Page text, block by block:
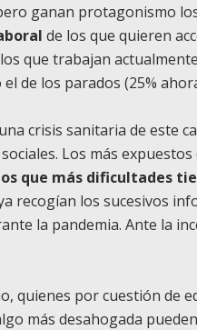
ganan protagonismo
de los que quieren
que trabajan
el de los parados (25%
crisis sanitaria de este
Los más
que más dificultades
recogían los sucesivos
la pandemia. Ante la
quienes por cuestión de
más desahogada